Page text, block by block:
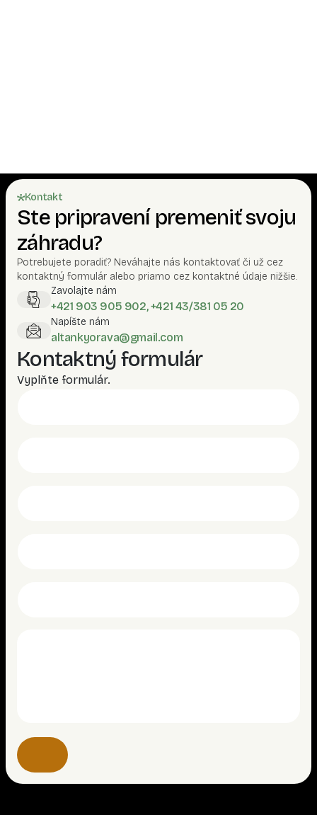
Kontakt
Ste pripravení premeniť svoju
záhradu?
Potrebujete poradiť? Neváhajte nás kontaktovať či už cez
kontaktný formulár alebo priamo cez kontaktné údaje nižšie.
Zavolajte nám
+421 903 905 902, +421 43/381 05 20
Napíšte nám
altankyorava@gmail.com
Kontaktný formulár
Vyplňte formulár.